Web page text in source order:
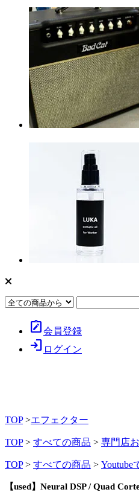
note_alt会員登録
login ログイン
TOP >エフェクター
TOP > すべての商品 > 専門店
TOP > すべての商品 > Youtube
【used】Neural DSP / Quad